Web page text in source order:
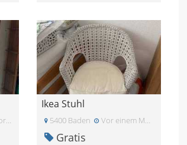
zwei Monaten
Ikea Stuhl
5400 Baden Vor einem Monat
Gratis